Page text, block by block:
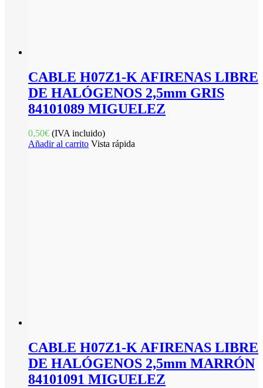
CABLE H07Z1-K AFIRENAS LIBRE
DE HALÓGENOS 2,5mm GRIS
84101089 MIGUELEZ
0,50€ (IVA incluido)
Añadir al carrito Vista rápida
CABLE H07Z1-K AFIRENAS LIBRE
DE HALÓGENOS 2,5mm MARRÓN
84101091 MIGUELEZ